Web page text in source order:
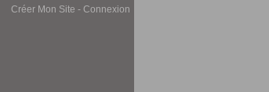
Créer Mon Site - Connexion